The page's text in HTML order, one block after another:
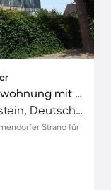
Voll ausgestattete schöne Ferienwohnung mit Terrasse
Timmendorfer Strand, Ostholstein, Deutschland
Strand für